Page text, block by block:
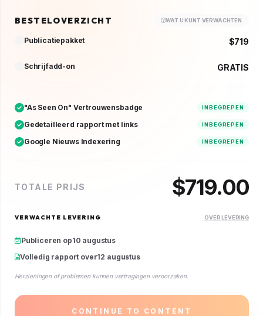
BESTELOVERZICHT WAT U KUNT VERWACHTEN
Publicatiepakket $719
Schrijfadd-on GRATIS
"As Seen On" Vertrouwensbadge INBEGREPEN
Gedetailleerd rapport met links INBEGREPEN
Google Nieuws Indexering INBEGREPEN
TOTALE PRIJS $719.00
VERWACHTE LEVERING OVER LEVERING
Publiceren op10 augustus
Volledig rapport over12 augustus
Herzieningen of problemen kunnen vertragingen veroorzaken.
CONTINUE TO CONTENT